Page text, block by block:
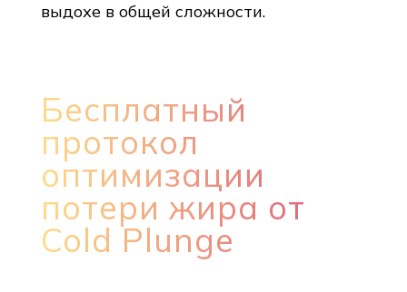
выдохе в общей сложности.
Бесплатный
протокол
оптимизации
потери жира от
Cold Plunge